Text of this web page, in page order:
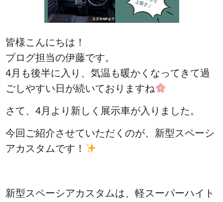
皆様こんにちは！
ブログ担当の伊藤です。
4月も後半に入り、気温も暖かくなってきて過
ごしやすい日が続いておりますね
さて、4月より 新しく展示車が入りました。
今回ご紹介させていただくのが、新型スペーシ
アカスタムです！
新型スペーシアカスタムは、軽スーパーハイト